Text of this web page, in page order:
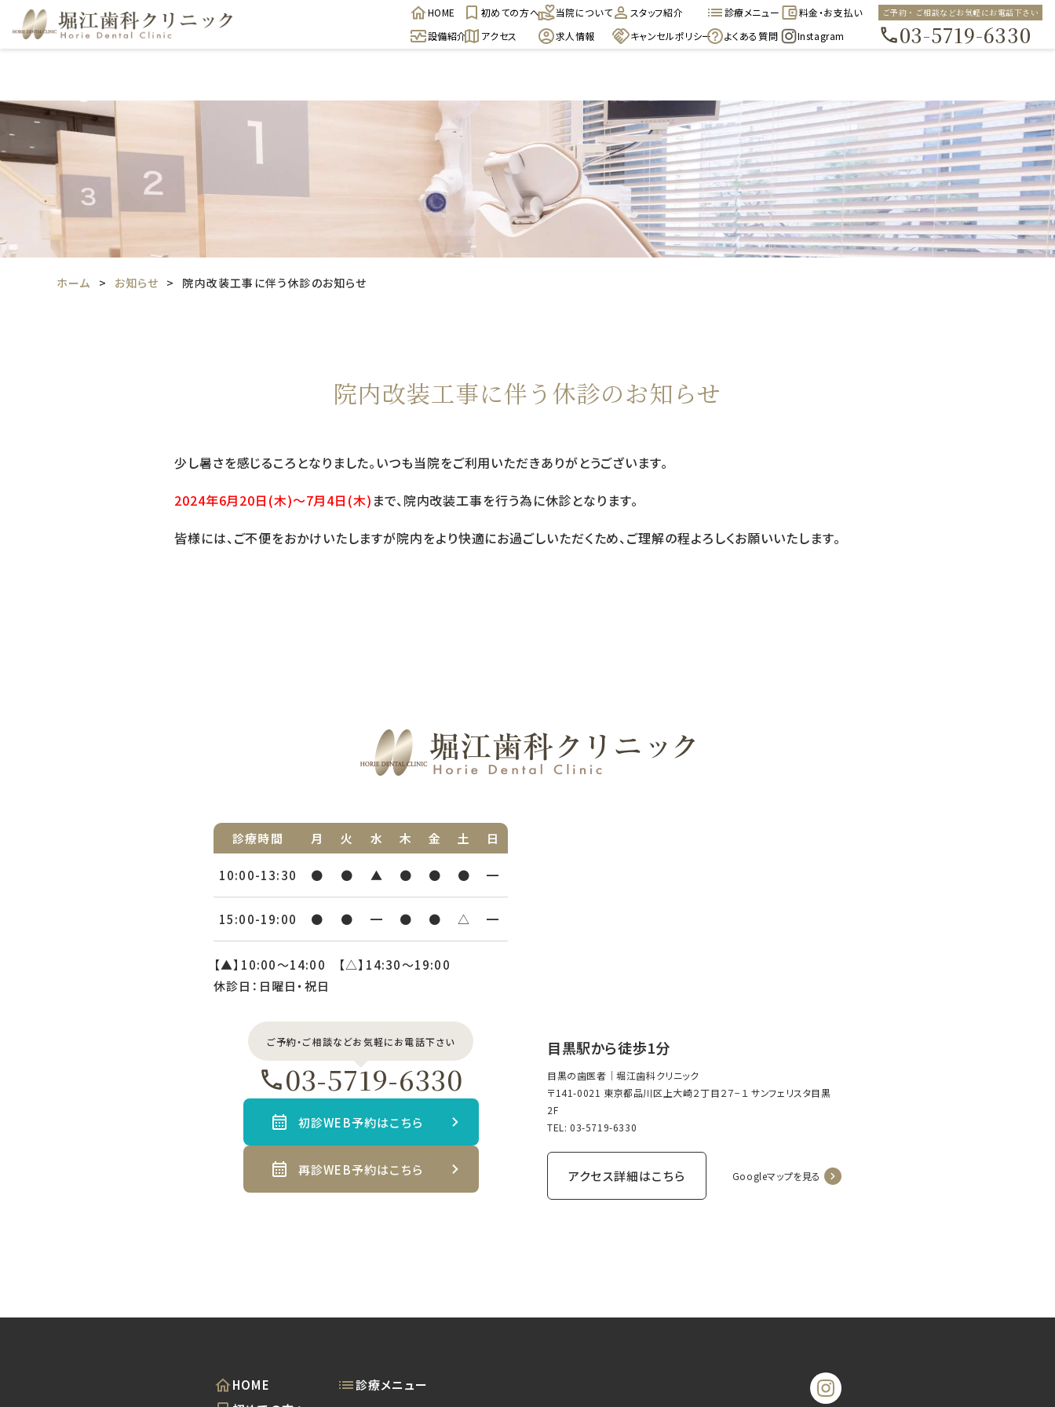
HOME 初めての方へ 当院について スタッフ紹介 診療メニュー
料金・お支払い
設備紹介
アクセス 求人情報 キャンセルポリシー よくある質問 Instagram
ご予約・ご相談などお気軽にお電話下さい
03-5719-6330
ホーム お知らせ 院内改装工事に伴う休診のお知らせ
院内改装工事に伴う休診のお知らせ
少し暑さを感じるころとなりました。いつも当院をご利用いただきありがとうございます。
2024年6月20日(木)〜7月4日(木) まで、院内改装工事を行う為に休診となります。
皆様には、ご不便をおかけいたしますが院内をより快適にお過ごしいただくため、ご理解の程よろしくお願いいたします。
診療時間 月 火 水 木 金 土 日
10:00-13:30 ● ● ▲ ● ● ● ━
15:00-19:00 ● ● ━ ● ● △ ━
【▲】10:00〜14:00 【△】14:30〜19:00
休診日：日曜日・祝日
ご予約・ご相談などお気軽にお電話下さい
03-5719-6330
初診WEB予約はこちら
再診WEB予約はこちら
目黒駅から徒歩1分
目黒の歯医者｜堀江歯科クリニック
〒141-0021 東京都品川区上大崎２丁目２７−１ サンフェリスタ目黒
2F
TEL: 03-5719-6330
アクセス詳細はこちら Googleマップを見る
HOME
診療メニュー